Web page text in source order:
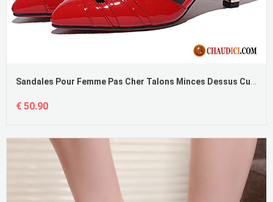
Sandales Pour Femme Pas Cher Talons Minces Dessus Cuir Femme Été Cuir Véritable
€ 50.90